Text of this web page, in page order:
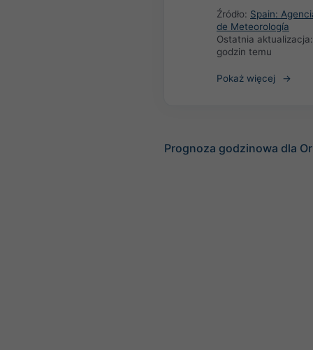
Źródło: Spain:
de Meteorología
Ostatnia
godzin temu
Pokaż więcej
Prognoza godzinowa dla